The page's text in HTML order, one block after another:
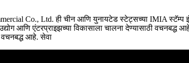
Co., Ltd. ही चीन आणि युनायटेड स्टेट्सच्या IMIA स्टॅम्प
आणि एंटरप्राइझच्या विकासाला चालना देण्यासाठी
वचनबद्ध आहे. सेवा